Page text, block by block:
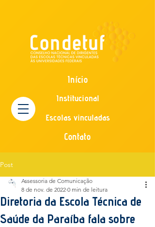
Início
Institucional
Escolas vinculadas
Contato
Post
Diretoria da Escola Técnica de
Saúde da Paraíba fala sobre
Assessoria de Comunicação
8 de nov. de 2022 0 min de leitura